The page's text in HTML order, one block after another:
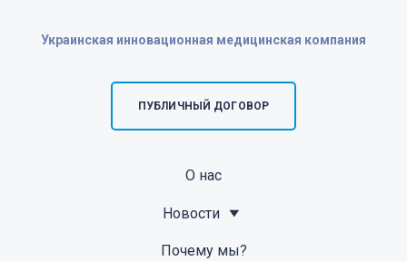
Украинская инновационная медицинская компания
ПУБЛИЧНЫЙ ДОГОВОР
О нас
Новости
Почему мы?